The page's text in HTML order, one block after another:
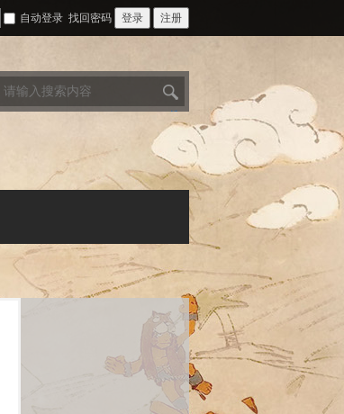
自动登录 找回密码 登录 注册